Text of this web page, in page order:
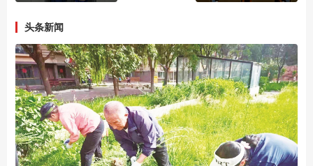
头条新闻